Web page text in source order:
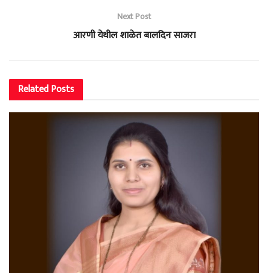
Next Post
आरणी येथील शाळेत बालदिन साजरा
RelatedPosts